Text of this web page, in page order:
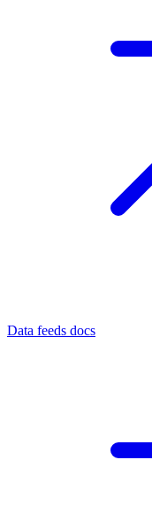
Data feeds docs